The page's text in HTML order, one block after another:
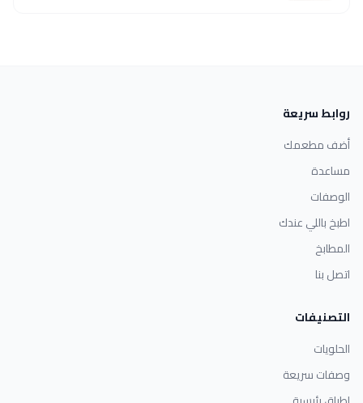
روابط سريعة
أضف مطعمك
مساعدة
الوصفات
اطبخ باللي عندك
المطابخ
اتصل بنا
التصنيفات
الحلويات
وصفات سريعة